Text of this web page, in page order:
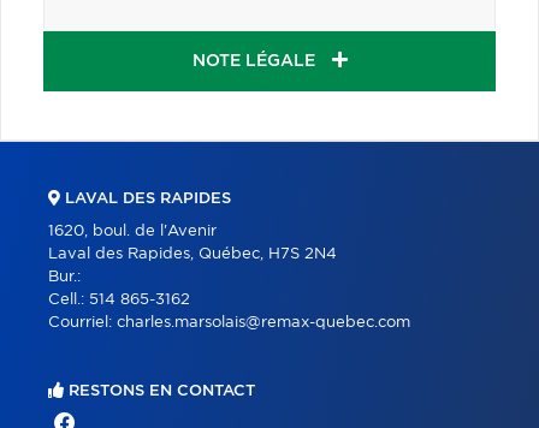
NOTE LÉGALE
LAVAL DES RAPIDES
1620, boul. de l'Avenir
Laval des Rapides, Québec, H7S 2N4
Bur.:
Cell.: 514 865-3162
Courriel: charles.marsolais@remax-quebec.com
RESTONS EN CONTACT